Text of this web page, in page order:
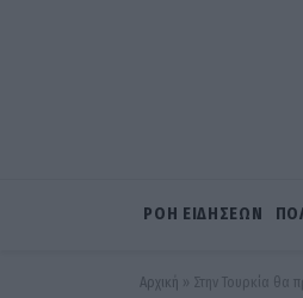
ΡΟΗ ΕΙΔΗΣΕΩΝ
Αρχική » Στην Τουρκία θα